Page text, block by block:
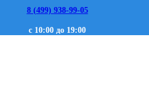
8 (499) 938-99-05
с 10:00 до 19:00